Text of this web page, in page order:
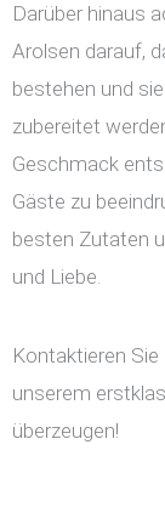
Darüber hinaus
Arolsen darauf,
bestehen und
zubereitet
Geschmack
Gäste zu
besten Zutaten
und Liebe.
Kontaktieren
unserem
überzeugen!